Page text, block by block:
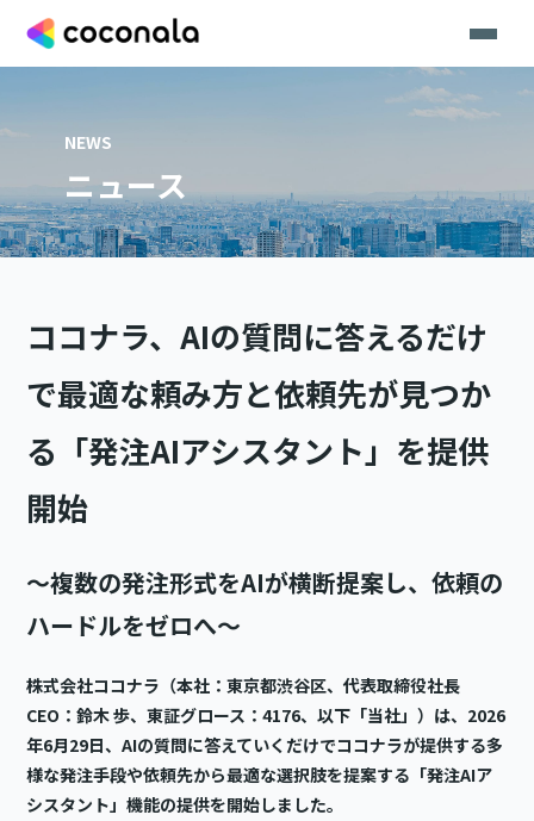
NEWS
ニュース
ココナラ、AIの質問に答えるだけ
で最適な頼み方と依頼先が見つか
る「発注AIアシスタント」を提供
開始
～複数の発注形式をAIが横断提案し、依頼の
ハードルをゼロへ～
株式会社ココナラ（本社：東京都渋谷区、代表取締役社長
CEO：鈴木 歩、東証グロース：4176、以下「当社」）は、2026
年6月29日、AIの質問に答えていくだけでココナラが提供する多
様な発注手段や依頼先から最適な選択肢を提案する「発注AIア
シスタント」機能の提供を開始しました。